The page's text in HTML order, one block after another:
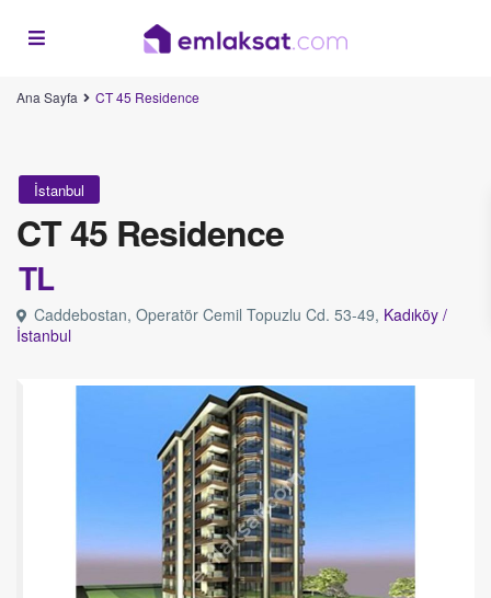
Ana Sayfa CT 45 Residence
İstanbul
CT 45 Residence
TL
Caddebostan, Operatör Cemil Topuzlu Cd. 53-49, Kadıköy /
İstanbul